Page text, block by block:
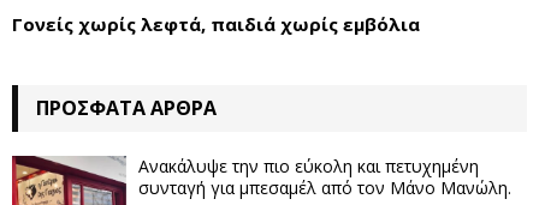
Γονείς χωρίς λεφτά, παιδιά χωρίς εμβόλια
ΠΡΌΣΦΑΤΑ ΆΡΘΡΑ
Ανακάλυψε την πιο εύκολη και πετυχημένη
συνταγή για μπεσαμέλ από τον Μάνο Μανώλη.